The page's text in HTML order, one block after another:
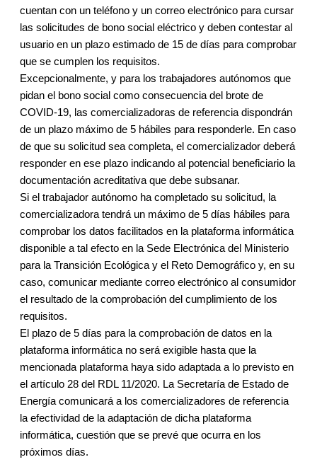
cuentan con un teléfono y un correo electrónico para cursar
las solicitudes de bono social eléctrico y deben contestar al
usuario en un plazo estimado de 15 de días para comprobar
que se cumplen los requisitos.
Excepcionalmente, y para los trabajadores autónomos que
pidan el bono social como consecuencia del brote de
COVID-19, las comercializadoras de referencia dispondrán
de un plazo máximo de 5 hábiles para responderle. En caso
de que su solicitud sea completa, el comercializador deberá
responder en ese plazo indicando al potencial beneficiario la
documentación acreditativa que debe subsanar.
Si el trabajador autónomo ha completado su solicitud, la
comercializadora tendrá un máximo de 5 días hábiles para
comprobar los datos facilitados en la plataforma informática
disponible a tal efecto en la Sede Electrónica del Ministerio
para la Transición Ecológica y el Reto Demográfico y, en su
caso, comunicar mediante correo electrónico al consumidor
el resultado de la comprobación del cumplimiento de los
requisitos.
El plazo de 5 días para la comprobación de datos en la
plataforma informática no será exigible hasta que la
mencionada plataforma haya sido adaptada a lo previsto en
el artículo 28 del RDL 11/2020. La Secretaría de Estado de
Energía comunicará a los comercializadores de referencia
la efectividad de la adaptación de dicha plataforma
informática, cuestión que se prevé que ocurra en los
próximos días.